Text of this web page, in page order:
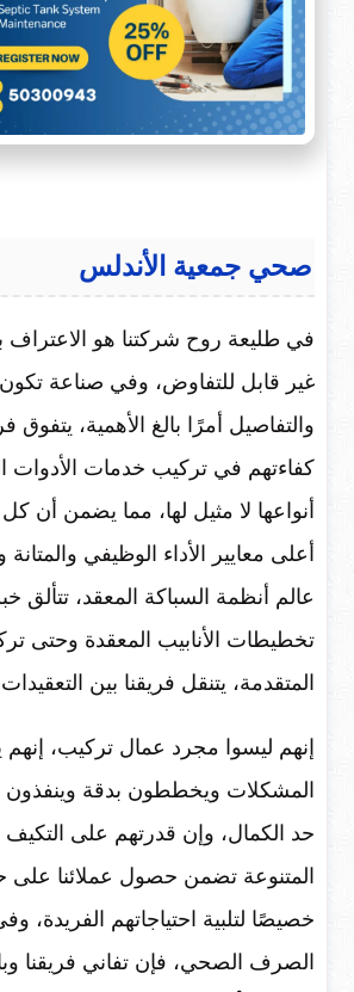
صحي جمعية الأندلس
في طليعة روح شركتنا هو الاعتراف
غير قابل للتفاوض، وفي صناعة تكون
والتفاصيل أمرًا بالغ الأهمية، يتفوق
كفاءتهم في تركيب خدمات الأدوات
أنواعها لا مثيل لها، مما يضمن أن
أعلى معايير الأداء الوظيفي
عالم أنظمة السباكة المعقد، تتألق
تخطيطات الأنابيب المعقدة وحتى
المتقدمة، يتنقل فريقنا بين
إنهم ليسوا مجرد عمال تركيب، إنهم
المشكلات ويخططون بدقة
حد الكمال، وإن قدرتهم على التكيف
المتنوعة تضمن حصول عملائنا
خصيصًا لتلبية احتياجاتهم الفريدة،
الصرف الصحي، فإن تفاني فريقنا